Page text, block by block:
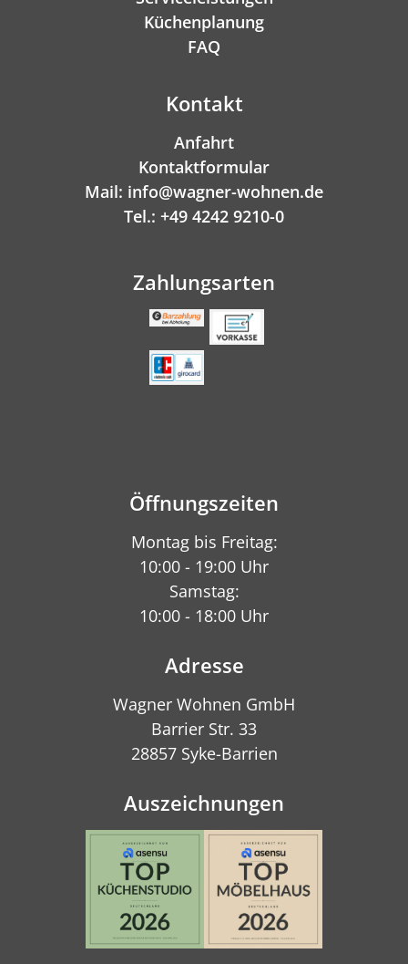
Küchenplanung
FAQ
Kontakt
Anfahrt
Kontaktformular
Mail: info@wagner-wohnen.de
Tel.: +49 4242 9210-0
Zahlungsarten
Öffnungszeiten
Montag bis Freitag:
10:00 - 19:00 Uhr
Samstag:
10:00 - 18:00 Uhr
Adresse
Wagner Wohnen GmbH
Barrier Str. 33
28857 Syke-Barrien
Auszeichnungen